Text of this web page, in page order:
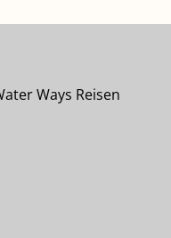
Ways Reisen